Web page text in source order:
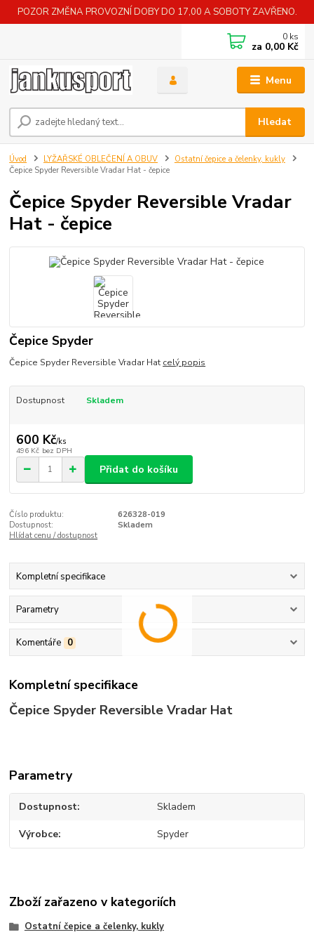
POZOR ZMĚNA PROVOZNÍ DOBY DO 17,00 A SOBOTY ZAVŘENO.
Menu
Hledat
0 ks
za 0,00 Kč
Úvod LYŽAŘSKÉ OBLEČENÍ A OBUV
Ostatní čepice a čelenky, kukly
Čepice Spyder Reversible Vradar Hat - čepice
Čepice Spyder Reversible Vradar
Hat - čepice
Čepice Spyder
Čepice Spyder Reversible Vradar Hat celý popis
Dostupnost Skladem
600 Kč/ks
496 Kč bez DPH
Přidat do košíku
Číslo produktu:
626328-019
Dostupnost:
Skladem
Hlídat cenu / dostupnost
Kompletní specifikace
Parametry
Komentáře 0
Kompletní specifikace
Čepice Spyder Reversible Vradar Hat
Parametry
Dostupnost Skladem
Výrobce Spyder
Zboží zařazeno v kategoriích
Ostatní čepice a čelenky, kukly